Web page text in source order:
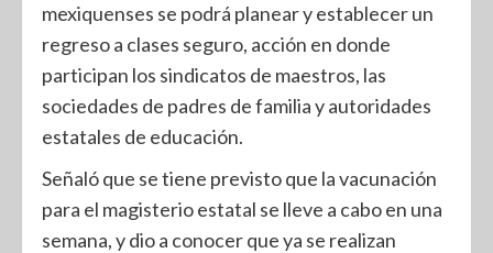
mexiquenses se podrá planear y establecer un
regreso a clases seguro, acción en donde
participan los sindicatos de maestros, las
sociedades de padres de familia y autoridades
estatales de educación.
Señaló que se tiene previsto que la vacunación
para el magisterio estatal se lleve a cabo en una
semana, y dio a conocer que ya se realizan